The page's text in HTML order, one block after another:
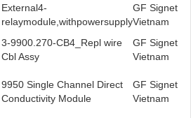
External4-
relaymodule,withpowersupply
GF Signet
Vietnam
3-9900.270-CB4_Repl wire
Cbl Assy
GF Signet
Vietnam
9950 Single Channel Direct
Conductivity Module
GF Signet
Vietnam